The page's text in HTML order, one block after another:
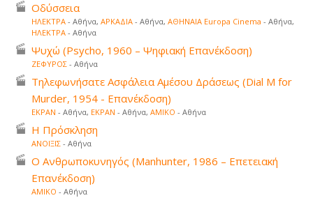
Οδύσσεια
ΗΛΕΚΤΡΑ - Αθήνα, ΑΡΚΑΔΙΑ - Αθήνα, ΑΘΗΝΑΙΑ Europa Cinema - Αθήνα,
ΗΛΕΚΤΡΑ - Αθήνα
Ψυχώ (Psycho, 1960 – Ψηφιακή Επανέκδοση)
ΖΕΦΥΡΟΣ - Αθήνα
Τηλεφωνήσατε Ασφάλεια Αμέσου Δράσεως (Dial M for
Murder, 1954 - Επανέκδοση)
ΕΚΡΑΝ - Αθήνα, ΕΚΡΑΝ - Αθήνα, ΑΜΙΚΟ - Αθήνα
Η Πρόσκληση
ΑΝΟΙΞΙΣ - Αθήνα
Ο Ανθρωποκυνηγός (Manhunter, 1986 – Επετειακή
Επανέκδοση)
ΑΜΙΚΟ - Αθήνα